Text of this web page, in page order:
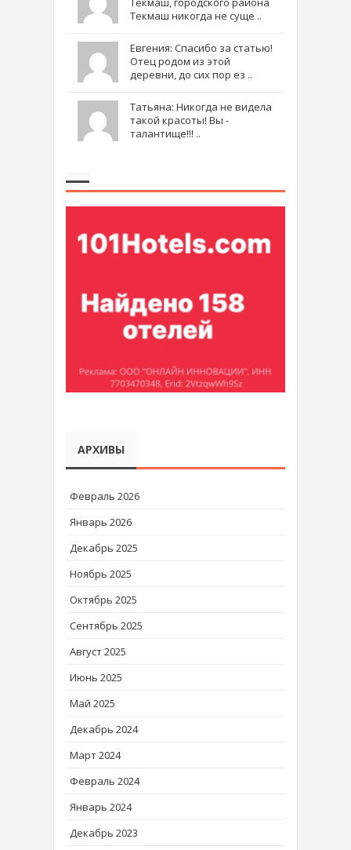
Текмаш никогда не суще ..
Евгения: Спасибо за статью!
Отец родом из этой
деревни, до сих пор ез ..
Татьяна: Никогда не видела
такой красоты! Вы -
талантище!!! ..
АРХИВЫ
Февраль 2026
Январь 2026
Декабрь 2025
Ноябрь 2025
Октябрь 2025
Сентябрь 2025
Август 2025
Июнь 2025
Май 2025
Декабрь 2024
Март 2024
Февраль 2024
Январь 2024
Декабрь 2023